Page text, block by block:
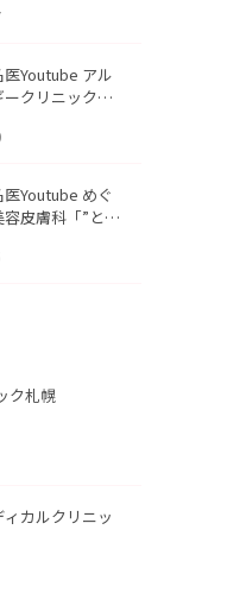
は効く？向いて
たしました。
Youtube アル
クリニック札
副作用・リバ
した。
Youtube めぐ
皮膚科「”とお
に本気で答え
ク札幌
カルクリニッ